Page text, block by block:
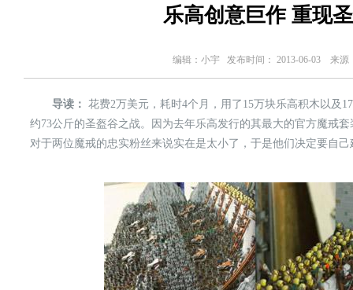
乐高创意巨作 重现
编辑： 小宇 发布时间： 2013-06-03 来源
导读： 花费2万美元，耗时4个月，用了15万块乐高积木以及
约73公斤的圣盔谷之战。因为去年乐高发行的其最大的官方魔戒
对于两位魔戒的忠实粉丝来说实在是太小了，于是他们决定要自